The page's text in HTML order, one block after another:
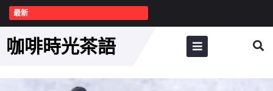
最新
咖啡時光茶語